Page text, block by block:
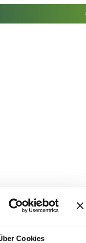
Cookies